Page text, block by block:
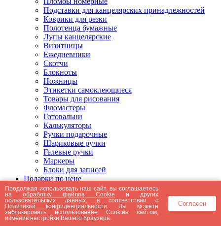
Подставки для канцелярских принадлежностей
Коврики для резки
Полотенца бумажные
Лупы канцелярские
Визитницы
Ежедневники
Скотчи
Блокноты
Ножницы
Этикетки самоклеющиеся
Товары для рисования
Фломастеры
Готовальни
Калькуляторы
Ручки подарочные
Шариковые ручки
Гелевые ручки
Маркеры
Блоки для записей
Подарки по цене
Подарки от 5000 рублей
Подарки до 5000 рублей
Подарки до 3000 рублей
Подарки до 2000 рублей
Подарки до 1000 рублей
Продолжая использовать наш сайт, вы соглашаетесь
наобработку файлов Cookie и других
пользовательских данных, в соответствии с
Политикой конфиденциальности . Вы можете
заблокировать использование Cookies сайтом,
изменив настройки Вашего браузера.
Согласен